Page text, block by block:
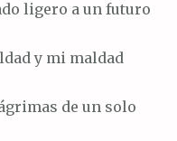
ligero a un futuro
y mi maldad
de un solo